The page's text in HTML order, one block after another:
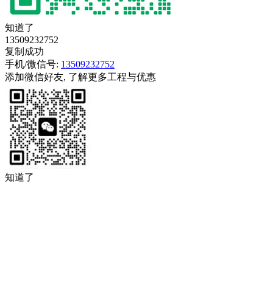
知道了
13509232752
复制成功
手机/微信号: 13509232752
添加微信好友, 了解更多工程与优惠
知道了